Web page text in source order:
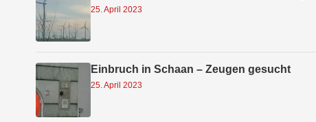
25. April 2023
Einbruch in Schaan – Zeugen gesucht
25. April 2023